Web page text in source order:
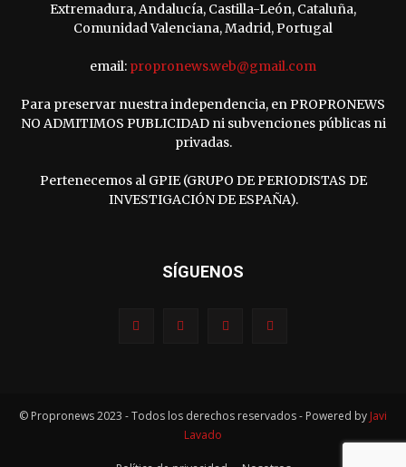
Extremadura, Andalucía, Castilla-León, Cataluña,
Comunidad Valenciana, Madrid, Portugal
email: propronews.web@gmail.com
Para preservar nuestra independencia, en PROPRONEWS
NO ADMITIMOS PUBLICIDAD ni subvenciones públicas ni
privadas.
Pertenecemos al GPIE (GRUPO DE PERIODISTAS DE
INVESTIGACIÓN DE ESPAÑA).
SÍGUENOS
© Propronews 2023 - Todos los derechos reservados - Powered by Javi
Lavado